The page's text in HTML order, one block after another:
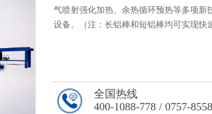
气喷射强化加热、余热循环预热等多项新
设备。（注：长铝棒和短铝棒均可实现快
全国热线
400-1088-778 / 0757-